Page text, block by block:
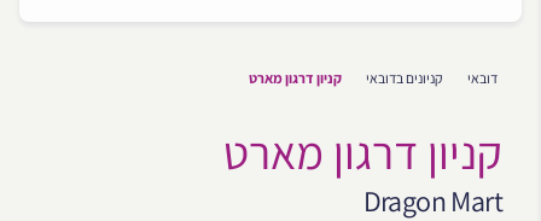
דובאי קניונים בדובאי קניון דרגון מארט
קניון דרגון מארט
Dragon Mart